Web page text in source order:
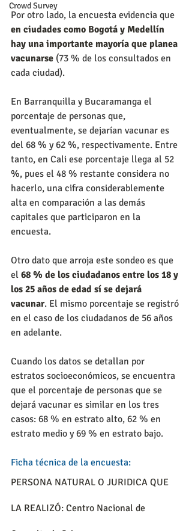
Crowd Survey
Por otro lado, la encuesta evidencia que
en ciudades como Bogotá y Medellín
hay una importante mayoría que planea
vacunarse (73 % de los consultados en
cada ciudad).
En Barranquilla y Bucaramanga el
porcentaje de personas que,
eventualmente, se dejarían vacunar es
del 68 % y 62 %, respectivamente. Entre
tanto, en Cali ese porcentaje llega al 52
%, pues el 48 % restante considera no
hacerlo, una cifra considerablemente
alta en comparación a las demás
capitales que participaron en la
encuesta.
Otro dato que arroja este sondeo es que
el 68 % de los ciudadanos entre los 18 y
los 25 años de edad sí se dejará
vacunar. El mismo porcentaje se registró
en el caso de los ciudadanos de 56 años
en adelante.
Cuando los datos se detallan por
estratos socioeconómicos, se encuentra
que el porcentaje de personas que se
dejará vacunar es similar en los tres
casos: 68 % en estrato alto, 62 % en
estrato medio y 69 % en estrato bajo.
Ficha técnica de la encuesta:
PERSONA NATURAL O JURIDICA QUE
LA REALIZÓ: Centro Nacional de